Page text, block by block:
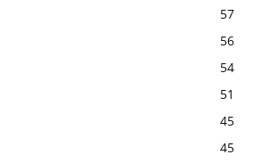
57
56
54
51
45
45